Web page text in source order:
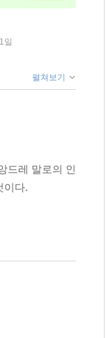
일
펼쳐보기
드레 말로의 인
이다.